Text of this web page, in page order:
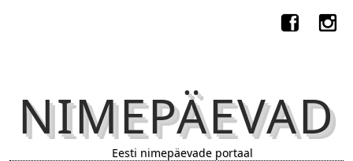
NIMEPÄEVAD
Eesti nimepäevade portaal